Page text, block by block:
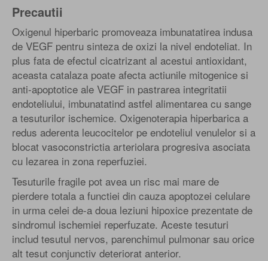
Precautii
Oxigenul hiperbaric promoveaza imbunatatirea indusa
de VEGF pentru sinteza de oxizi la nivel endoteliat. In
plus fata de efectul cicatrizant al acestui antioxidant,
aceasta catalaza poate afecta actiunile mitogenice si
anti-apoptotice ale VEGF in pastrarea integritatii
endoteliului, imbunatatind astfel alimentarea cu sange
a tesuturilor ischemice. Oxigenoterapia hiperbarica a
redus aderenta leucocitelor pe endoteliul venulelor si a
blocat vasoconstrictia arteriolara progresiva asociata
cu lezarea in zona reperfuziei.
Tesuturile fragile pot avea un risc mai mare de
pierdere totala a functiei din cauza apoptozei celulare
in urma celei de-a doua leziuni hipoxice prezentate de
sindromul ischemiei reperfuzate. Aceste tesuturi
includ tesutul nervos, parenchimul pulmonar sau orice
alt tesut conjunctiv deteriorat anterior.